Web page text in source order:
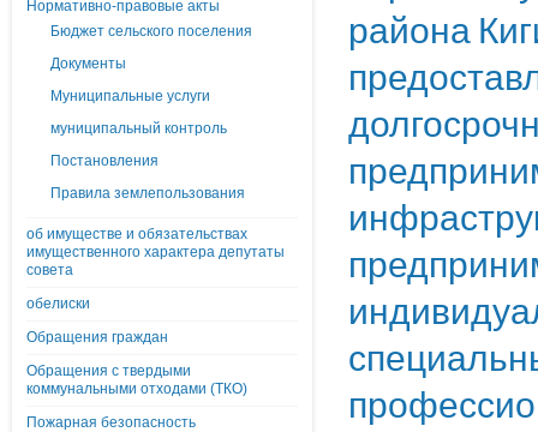
Нормативно-правовые акты
Бюджет сельского поселения
Документы
Муниципальные услуги
муниципальный контроль
Постановления
Правила землепользования
об имуществе и обязательствах
имущественного характера депутаты
совета
обелиски
Обращения граждан
Обращения с твердыми
коммунальными отходами (ТКО)
Пожарная безопасность
района